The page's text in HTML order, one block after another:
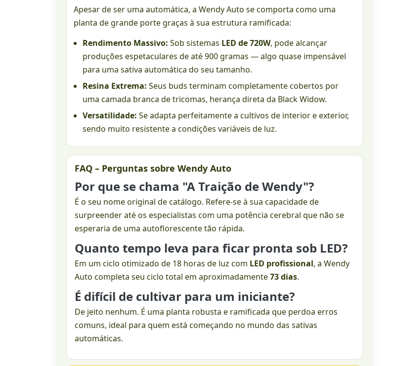
Apesar de ser uma automática, a Wendy Auto se comporta como uma
planta de grande porte graças à sua estrutura ramificada:
Rendimento Massivo: Sob sistemas LED de 720W, pode alcançar
produções espetaculares de até 900 gramas — algo quase impensável
para uma sativa automática do seu tamanho.
Resina Extrema: Seus buds terminam completamente cobertos por
uma camada branca de tricomas, herança direta da Black Widow.
Versatilidade: Se adapta perfeitamente a cultivos de interior e exterior,
sendo muito resistente a condições variáveis de luz.
FAQ – Perguntas sobre Wendy Auto
Por que se chama "A Traição de Wendy"?
É o seu nome original de catálogo. Refere-se à sua capacidade de
surpreender até os especialistas com uma potência cerebral que não se
esperaria de uma autoflorescente tão rápida.
Quanto tempo leva para ficar pronta sob LED?
Em um ciclo otimizado de 18 horas de luz com LED profissional, a Wendy
Auto completa seu ciclo total em aproximadamente73 dias.
É difícil de cultivar para um iniciante?
De jeito nenhum. É uma planta robusta e ramificada que perdoa erros
comuns, ideal para quem está começando no mundo das sativas
automáticas.